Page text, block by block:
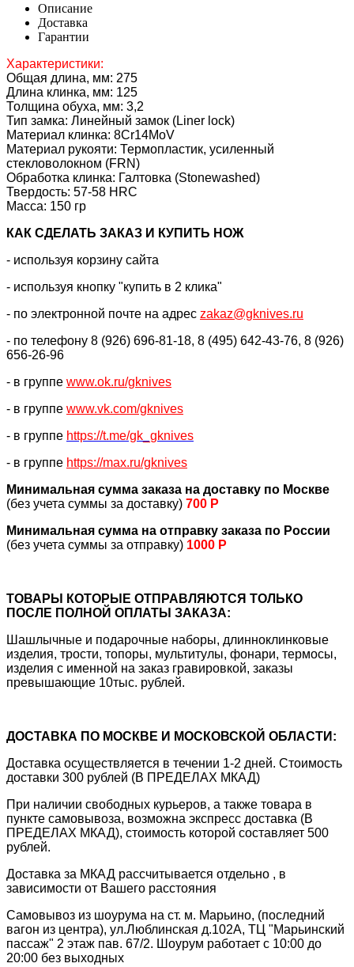
Описание
Доставка
Гарантии
Характеристики:
Общая длина, мм: 275
Длина клинка, мм: 125
Толщина обуха, мм: 3,2
Тип замка: Линейный замок (Liner lock)
Материал клинка: 8Cr14MoV
Материал рукояти: Термопластик, усиленный
стекловолокном (FRN)
Обработка клинка: Галтовка (Stonewashed)
Твердость: 57-58 HRC
Масса: 150 гр
КАК CДЕЛАТЬ ЗАКАЗ И КУПИТЬ НОЖ
- используя корзину сайта
- используя кнопку "купить в 2 клика"
- по электронной почте на адрес zakaz@gknives.ru
- по телефону 8 (926) 696-81-18, 8 (495) 642-43-76, 8 (926)
656-26-96
- в группе www.ok.ru/gknives
- в группе www.vk.com/gknives
- в группе https://t.me/gk_gknives
- в группе https://max.ru/gknives
Минимальная сумма заказа на доставку по Москве
(без учета суммы за доставку) 700 Р
Минимальная сумма на отправку заказа по России
(без учета суммы за отправку) 1000 Р
ТОВАРЫ КОТОРЫЕ ОТПРАВЛЯЮТСЯ ТОЛЬКО
ПОСЛЕ ПОЛНОЙ ОПЛАТЫ ЗАКАЗА:
Шашлычные и подарочные наборы, длинноклинковые
изделия, трости, топоры, мультитулы, фонари, термосы,
изделия с именной на заказ гравировкой, заказы
превышающие 10тыс. рублей.
ДОСТАВКА ПО МОСКВЕ И МОСКОВСКОЙ ОБЛАСТИ:
Доставка осуществляется в течении 1-2 дней. Стоимость
доставки 300 рублей (В ПРЕДЕЛАХ МКАД)
При наличии свободных курьеров, а также товара в
пункте самовывоза, возможна экспресс доставка (В
ПРЕДЕЛАХ МКАД), стоимость которой составляет 500
рублей.
Доставка за МКАД рассчитывается отдельно , в
зависимости от Вашего расстояния
Самовывоз из шоурума на ст. м. Марьино, (последний
вагон из центра), ул.Люблинская д.102А, ТЦ "Марьинский
пассаж" 2 этаж пав. 67/2. Шоурум работает с 10:00 до
20:00 без выходных